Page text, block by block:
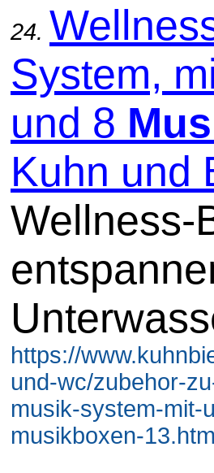
24.
System,
und 8
Kuhn und
Wellness-
https://
und-wc/zubehor-
musik-system-mit-
musikboxen-